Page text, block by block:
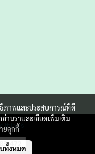
things
ธิภาพและประสบการณ์ที่ดี
านรายละเอียดเพิ่มเติม
ยคุกกี้
ทั้งหมด